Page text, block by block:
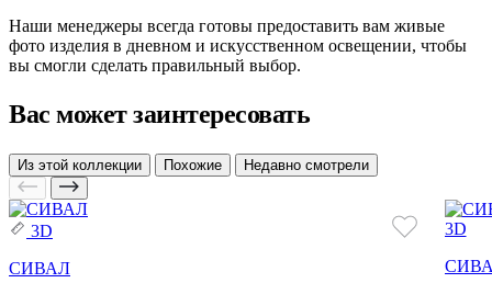
Наши менеджеры всегда готовы предоставить вам живые
фото изделия в дневном и искусственном освещении, чтобы
вы смогли сделать правильный выбор.
Вас может заинтересовать
Из этой коллекции Похожие Недавно смотрели
3D
СИВАЛ
3D